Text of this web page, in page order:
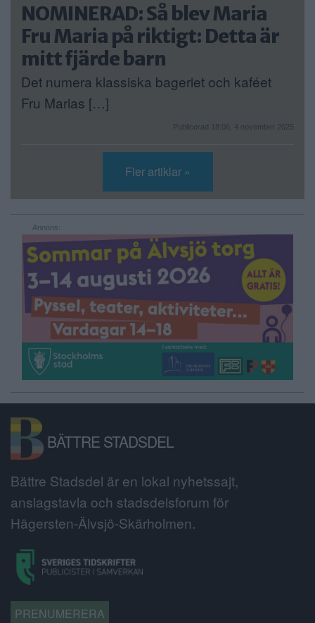
NOMINERAD: Så blev Maria
Fru Maria på riktigt: Detta är
mitt fjärde barn
Det numera klassiska bageriet och kaféet
Fru Marias […]
Publicerad 18:06, 4 november 2025
Fler artiklar »
Annons:
BÄTTRE STADSDEL
Bättre Stadsdel är en lokal nyhetssajt,
anslagstavla och stadsdelsforum för
Hägersten-Älvsjö-Skärholmen.
PRENUMERERA